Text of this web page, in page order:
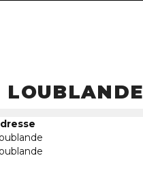
LOUBLANDE